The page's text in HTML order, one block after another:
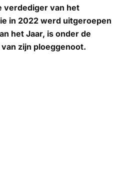
verdediger van het
in 2022 werd uitgeroepen
het Jaar, is onder de
zijn ploeggenoot.